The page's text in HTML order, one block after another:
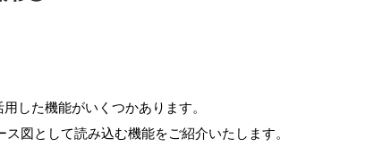
した機能がいくつかあります。
図として読み込む機能をご紹介いたします。